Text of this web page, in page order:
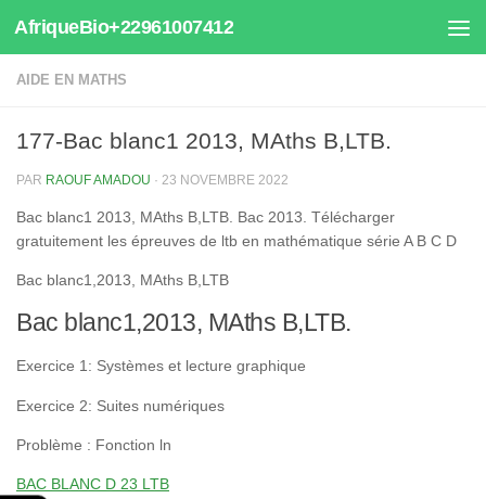
Au dessous du contenu
AfriqueBio+22961007412
AIDE EN MATHS
177-Bac blanc1 2013, MAths B,LTB.
PAR RAOUF AMADOU · 23 NOVEMBRE 2022
Bac blanc1 2013, MAths B,LTB. Bac 2013. Télécharger
gratuitement les épreuves de ltb en mathématique série A B C D
Bac blanc1,2013, MAths B,LTB
Bac blanc1,2013, MAths B,LTB.
Exercice 1: Systèmes et lecture graphique
Exercice 2: Suites numériques
Problème : Fonction ln
BAC BLANC D 23 LTB